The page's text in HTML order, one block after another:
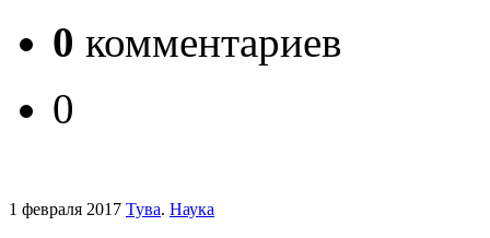
0 комментариев
0
1 февраля 2017 Тува. Наука